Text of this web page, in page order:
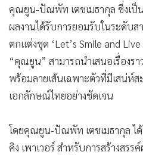
คุณยูน-ปัณพัท เตชเมธากุล ซึ่งเป็
ผลงานได้รับการยอมรับในระดับส
ตกแต่งชุด ‘Let’s Smile and
“คุณยูน” สามารถนำเสนอเรื่องร
พร้อมลายเส้นเฉพาะตัวที่มีเสน่ห์
เอกลักษณ์ไทยอย่างชัดเจน
โดยคุณยูน-ปัณพัท เตชเมธากุล ไ
คิง เพาเวอร์ สำหรับการสร้างสร